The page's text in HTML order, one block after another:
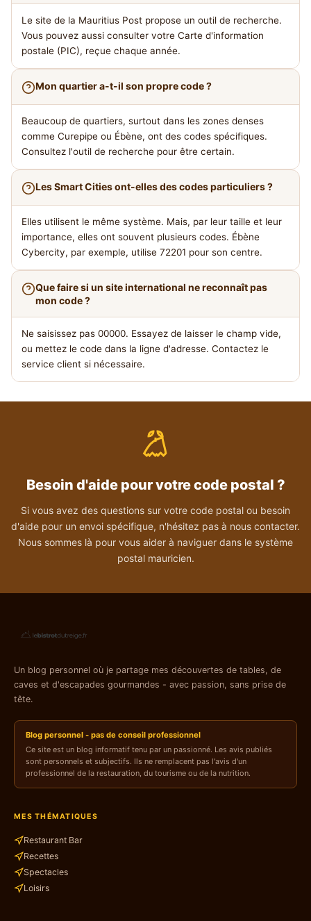
Le site de la Mauritius Post propose un outil de recherche.
Vous pouvez aussi consulter votre Carte d'information
postale (PIC), reçue chaque année.
Mon quartier a-t-il son propre code ?
Beaucoup de quartiers, surtout dans les zones denses
comme Curepipe ou Ébène, ont des codes spécifiques.
Consultez l'outil de recherche pour être certain.
Les Smart Cities ont-elles des codes particuliers ?
Elles utilisent le même système. Mais, par leur taille et leur
importance, elles ont souvent plusieurs codes. Ébène
Cybercity, par exemple, utilise 72201 pour son centre.
Que faire si un site international ne reconnaît pas
mon code ?
Ne saisissez pas 00000. Essayez de laisser le champ vide,
ou mettez le code dans la ligne d'adresse. Contactez le
service client si nécessaire.
Besoin d'aide pour votre code postal ?
Si vous avez des questions sur votre code postal ou besoin
d'aide pour un envoi spécifique, n'hésitez pas à nous contacter.
Nous sommes là pour vous aider à naviguer dans le système
postal mauricien.
Un blog personnel où je partage mes découvertes de tables, de
caves et d'escapades gourmandes - avec passion, sans prise de
tête.
Blog personnel - pas de conseil professionnel
Ce site est un blog informatif tenu par un passionné. Les avis publiés
sont personnels et subjectifs. Ils ne remplacent pas l'avis d'un
professionnel de la restauration, du tourisme ou de la nutrition.
MES THÉMATIQUES
Restaurant Bar
Recettes
Spectacles
Loisirs